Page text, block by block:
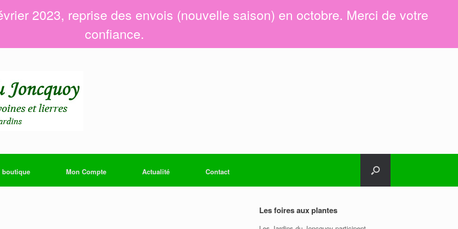
2023, reprise des envois (nouvelle saison) en octobre. Merci de votre
confiance.
boutique Mon Compte Actualité Contact
Les foires aux plantes